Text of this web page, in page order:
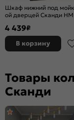
Шкаф нижний под
ой дверцей Сканди
4 439₽
В корзину
Товары
Сканди